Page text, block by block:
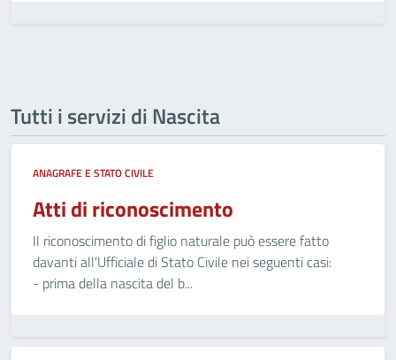
Tutti i servizi di Nascita
ANAGRAFE E STATO CIVILE
Atti di riconoscimento
Il riconoscimento di figlio naturale può essere fatto
davanti all'Ufficiale di Stato Civile nei seguenti casi:
- prima della nascita del b...